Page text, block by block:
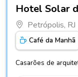
Hotel Solar
Petrópolis, RJ
Café da Manhã
Casarões de